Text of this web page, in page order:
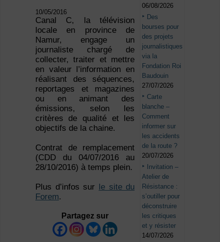
10/05/2016
Canal C, la télévision
locale en province de
Namur, engage un
journaliste chargé de
collecter, traiter et mettre
en valeur l’information en
réalisant des séquences,
reportages et magazines
ou en animant des
émissions, selon les
critères de qualité et les
objectifs de la chaine.
Contrat de remplacement
(CDD du 04/07/2016 au
28/10/2016) à temps plein.
Plus d’infos sur
le site du
Forem.
Partagez sur
06/08/2026
Des
bourses pour
des projets
journalistiques
via la
Fondation Roi
Baudouin
27/07/2026
Carte
blanche –
Comment
informer sur
les accidents
de la route ?
20/07/2026
Invitation –
Atelier de
Résistance :
s’outiller pour
déconstruire
les critiques
et y résister
14/07/2026